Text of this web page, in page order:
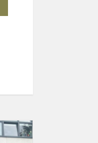
Realizacja
polsko-